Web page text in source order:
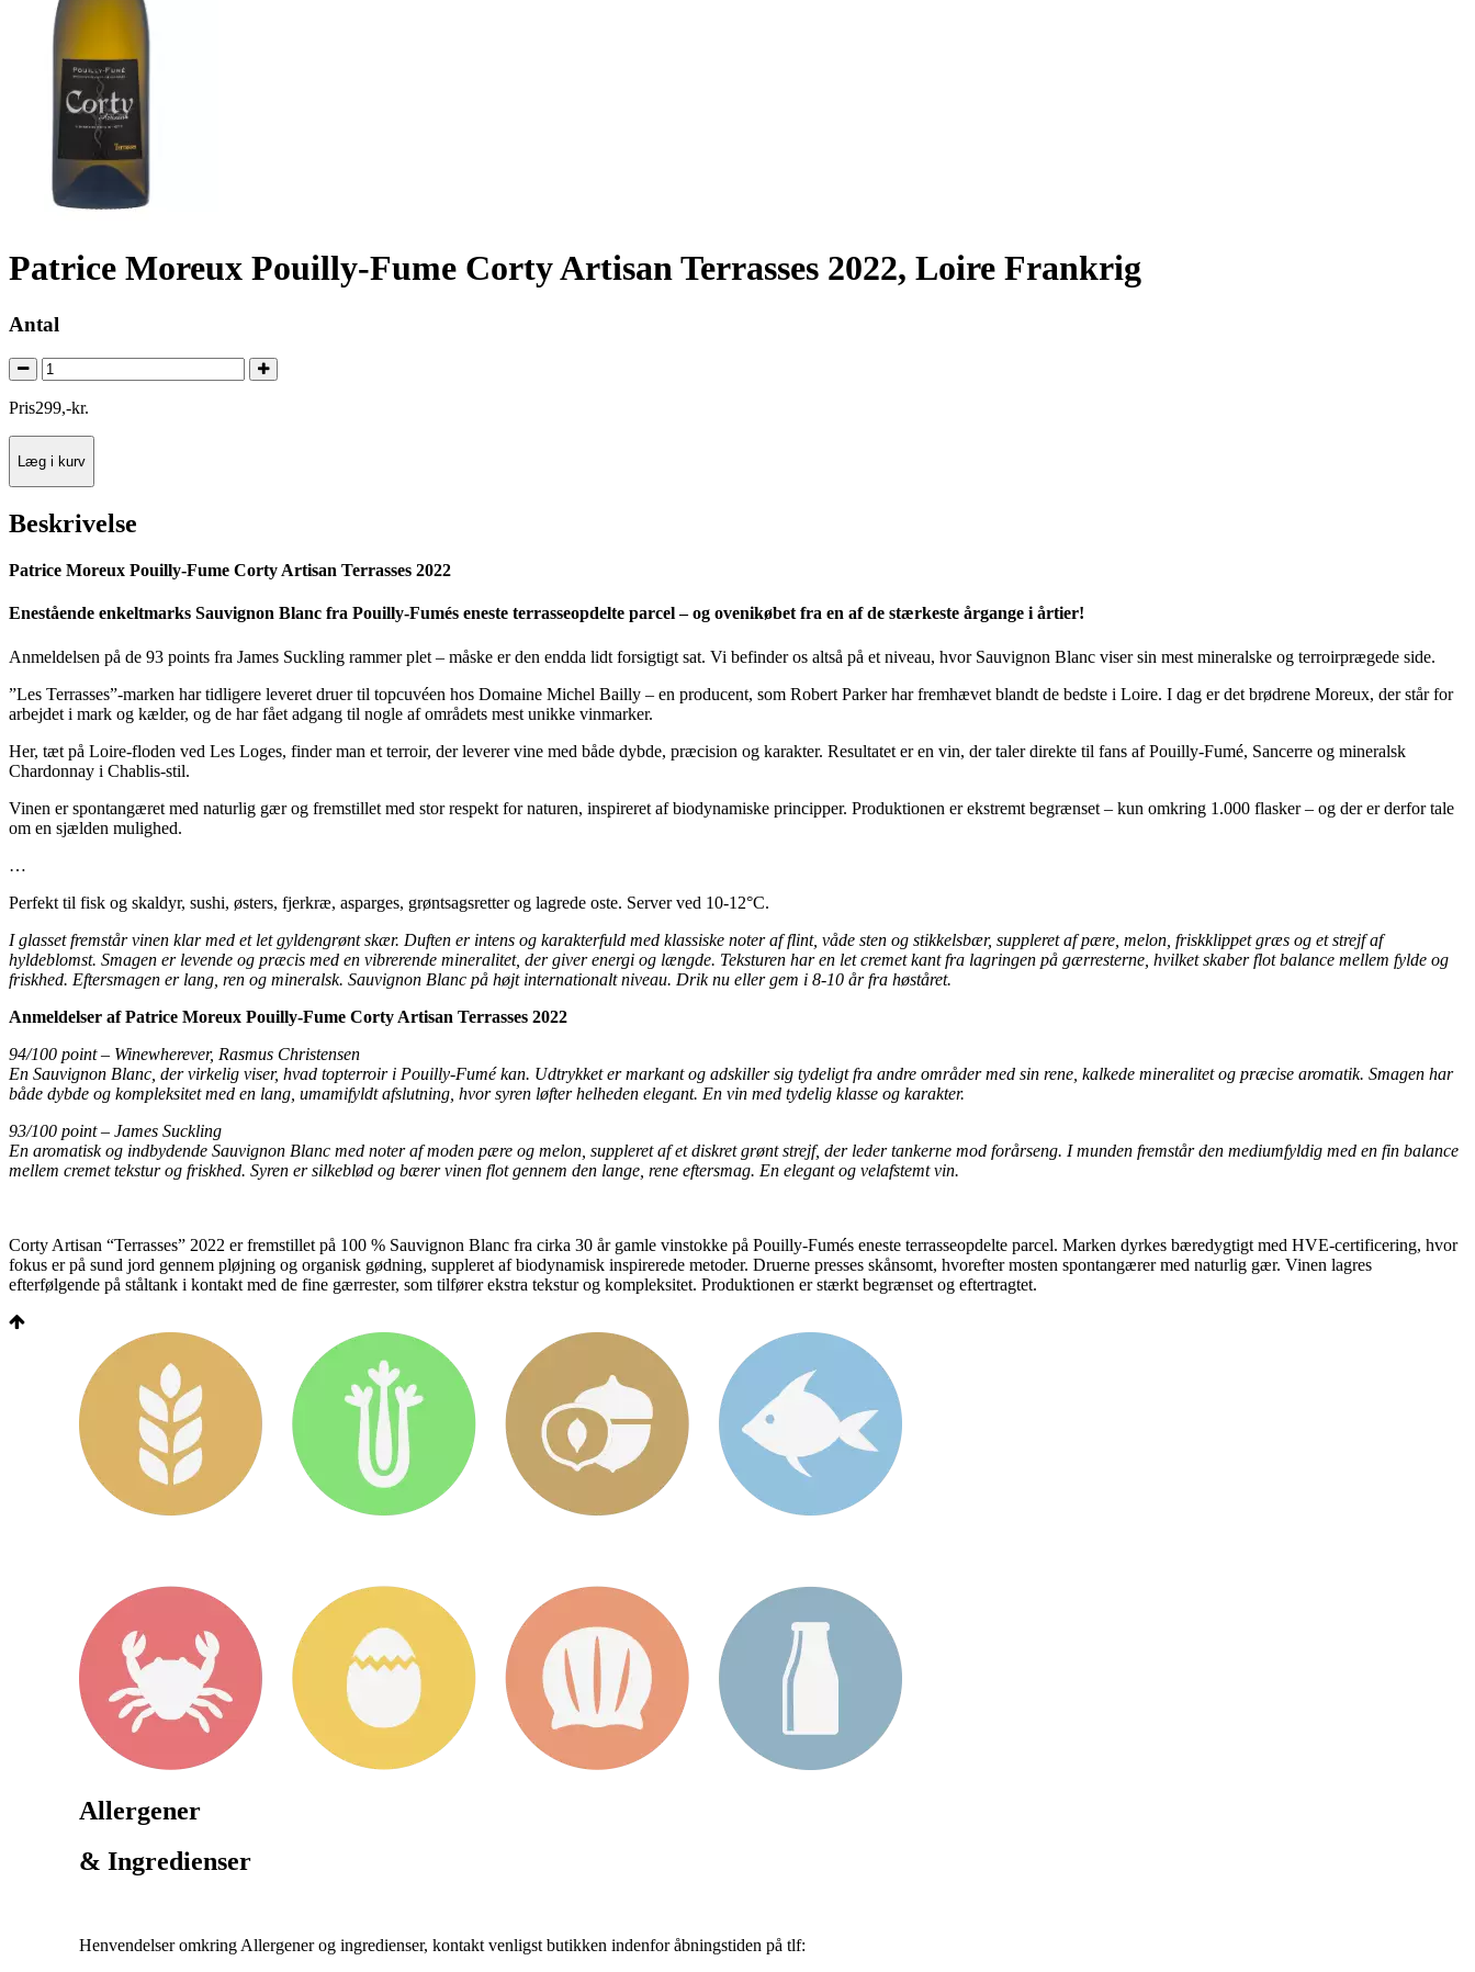
Patrice Moreux Pouilly-Fume Corty Artisan Terrasses 2022, Loire Frankrig
Antal
Pris299,-kr.
Læg i kurv
Beskrivelse
Patrice Moreux Pouilly-Fume Corty Artisan Terrasses 2022
Enestående enkeltmarks Sauvignon Blanc fra Pouilly-Fumés eneste terrasseopdelte parcel – og ovenikøbet fra en af de stærkeste årgange i årtier!
Anmeldelsen på de 93 points fra James Suckling rammer plet – måske er den endda lidt forsigtigt sat. Vi befinder os altså på et niveau, hvor Sauvignon Blanc viser sin mest mineralske og terroirprægede side.
”Les Terrasses”-marken har tidligere leveret druer til topcuvéen hos Domaine Michel Bailly – en producent, som Robert Parker har fremhævet blandt de bedste i Loire. I dag er det brødrene Moreux, der står for
arbejdet i mark og kælder, og de har fået adgang til nogle af områdets mest unikke vinmarker.
Her, tæt på Loire-floden ved Les Loges, finder man et terroir, der leverer vine med både dybde, præcision og karakter. Resultatet er en vin, der taler direkte til fans af Pouilly-Fumé, Sancerre og mineralsk
Chardonnay i Chablis-stil.
Vinen er spontangæret med naturlig gær og fremstillet med stor respekt for naturen, inspireret af biodynamiske principper. Produktionen er ekstremt begrænset – kun omkring 1.000 flasker – og der er derfor tale
om en sjælden mulighed.
…
Perfekt til fisk og skaldyr, sushi, østers, fjerkræ, asparges, grøntsagsretter og lagrede oste. Server ved 10-12°C.
I glasset fremstår vinen klar med et let gyldengrønt skær. Duften er intens og karakterfuld med klassiske noter af flint, våde sten og stikkelsbær, suppleret af pære, melon, friskklippet græs og et strejf af
hyldeblomst. Smagen er levende og præcis med en vibrerende mineralitet, der giver energi og længde. Teksturen har en let cremet kant fra lagringen på gærresterne, hvilket skaber flot balance mellem fylde og
friskhed. Eftersmagen er lang, ren og mineralsk. Sauvignon Blanc på højt internationalt niveau. Drik nu eller gem i 8-10 år fra høståret.
Anmeldelser af Patrice Moreux Pouilly-Fume Corty Artisan Terrasses 2022
94/100 point – Winewherever, Rasmus Christensen
En Sauvignon Blanc, der virkelig viser, hvad topterroir i Pouilly-Fumé kan. Udtrykket er markant og adskiller sig tydeligt fra andre områder med sin rene, kalkede mineralitet og præcise aromatik. Smagen har
både dybde og kompleksitet med en lang, umamifyldt afslutning, hvor syren løfter helheden elegant. En vin med tydelig klasse og karakter.
93/100 point – James Suckling
En aromatisk og indbydende Sauvignon Blanc med noter af moden pære og melon, suppleret af et diskret grønt strejf, der leder tankerne mod forårseng. I munden fremstår den mediumfyldig med en fin balance
mellem cremet tekstur og friskhed. Syren er silkeblød og bærer vinen flot gennem den lange, rene eftersmag. En elegant og velafstemt vin.
Corty Artisan “Terrasses” 2022 er fremstillet på 100 % Sauvignon Blanc fra cirka 30 år gamle vinstokke på Pouilly-Fumés eneste terrasseopdelte parcel. Marken dyrkes bæredygtigt med HVE-certificering, hvor
fokus er på sund jord gennem pløjning og organisk gødning, suppleret af biodynamisk inspirerede metoder. Druerne presses skånsomt, hvorefter mosten spontangærer med naturlig gær. Vinen lagres
efterfølgende på ståltank i kontakt med de fine gærrester, som tilfører ekstra tekstur og kompleksitet. Produktionen er stærkt begrænset og eftertragtet.
Allergener
& Ingredienser
Henvendelser omkring Allergener og ingredienser, kontakt venligst butikken indenfor åbningstiden på tlf: